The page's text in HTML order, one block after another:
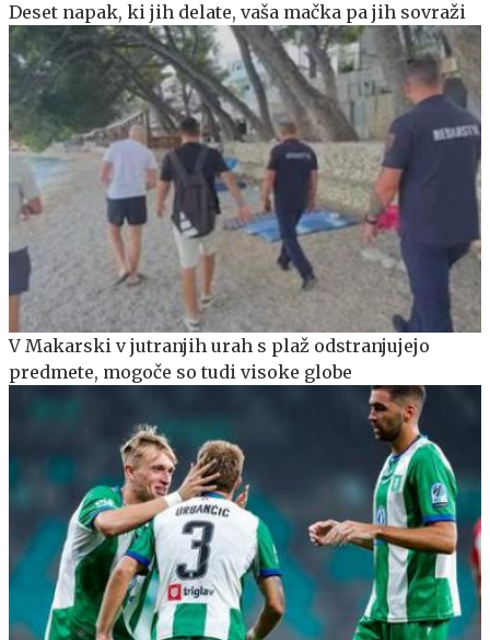
Deset napak, ki jih delate, vaša mačka pa jih sovraži
V Makarski v jutranjih urah s plaž odstranjujejo
predmete, mogoče so tudi visoke globe